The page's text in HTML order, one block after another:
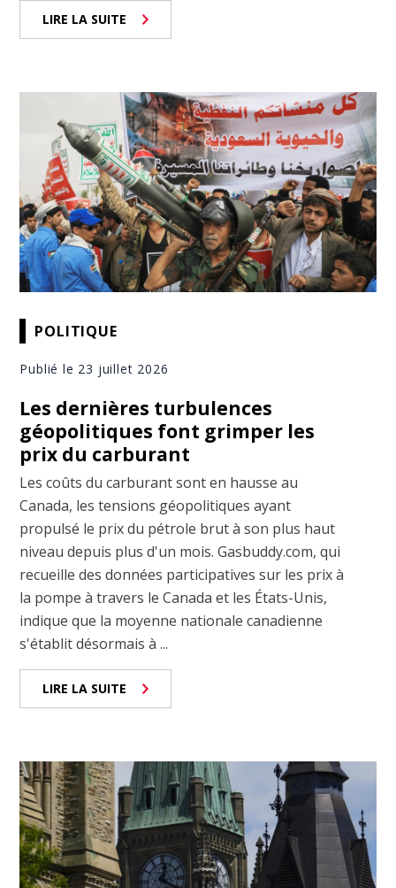
LIRE LA SUITE
POLITIQUE
Publié le 23 juillet 2026
Les dernières turbulences
géopolitiques font grimper les
prix du carburant
Les coûts du carburant sont en hausse au
Canada, les tensions géopolitiques ayant
propulsé le prix du pétrole brut à son plus haut
niveau depuis plus d'un mois. Gasbuddy.com, qui
recueille des données participatives sur les prix à
la pompe à travers le Canada et les États-Unis,
indique que la moyenne nationale canadienne
s'établit désormais à ...
LIRE LA SUITE